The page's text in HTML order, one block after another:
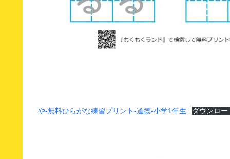
や-無料ひらがな練習プリント-道徳-小学1年生 ダウンロー